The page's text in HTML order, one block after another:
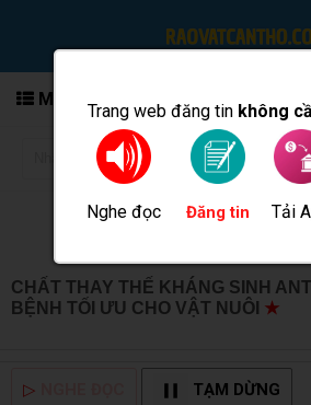
Trang web đăng tin không
Nghe đọc Đăng tin Tải
MENU
CHẤT THAY THẾ KHÁNG SINH
BỆNH TỐI ƯU CHO VẬT NUÔI ★
▷ TẠM DỪNG